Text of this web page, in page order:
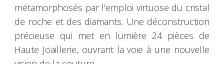
métamorphosés par l’emploi virtuose du cristal
de roche et des diamants. Une déconstruction
précieuse qui met en lumière 24 pièces de
Haute Joaillerie, ouvrant la voie à une nouvelle